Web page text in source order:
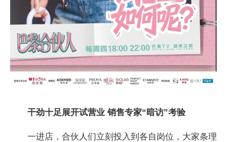
干劲十足展开试营业 销售专家“暗访”考验
一进店，合伙人们立刻投入到各自岗位，大家条理